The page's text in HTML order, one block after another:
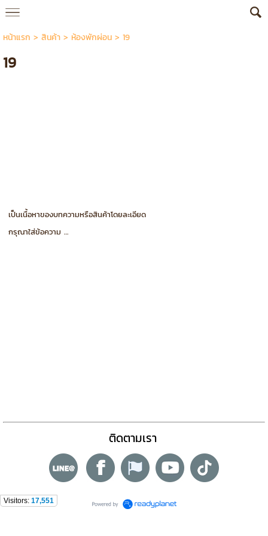
หน้าแรก > สินค้า> ห้องพักผ่อน> 19
19
เป็นเนื้อหาของบทความหรือสินค้าโดยละเอียด
กรุณาใส่ข้อความ …
ติดตามเรา
Visitors: 17,551